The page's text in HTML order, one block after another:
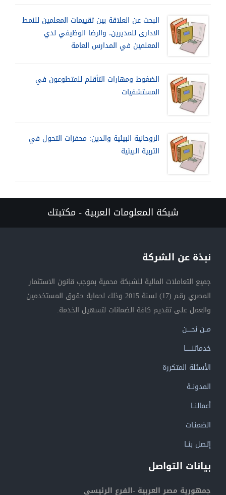
البحث عن العلاقة بين تقييمات المعلمين للنمط
الادارى للمديرين، والرضا الوظيفي لدي
المعلمين في المدارس العامة
الضغوط ومهارات التأقلم للمتطوعون في
المستشفيات
الروحانية البيئية والدين: محفزات التحول في
التربية البيئية
شبكة المعلومات العربية - مكتبتك
نبذة عن الشركة
جميع التعاملات المالية للشبكة محمية بموجب قانون الاستثمار
المصري رقم (17) لسنة 2015 وذلك لحماية حقوق المستخدمين
والعمل على تقديم كافة الضمانات لتسهيل الخدمة.
مــن نحــــن
خدماتنــــــا
الأسئلة المتكررة
المدونــة
أعمالنــا
الضمنـات
إتصل بنــا
بيانات التواصل
جمهورية مصر العربية -الفرع الرئيسي